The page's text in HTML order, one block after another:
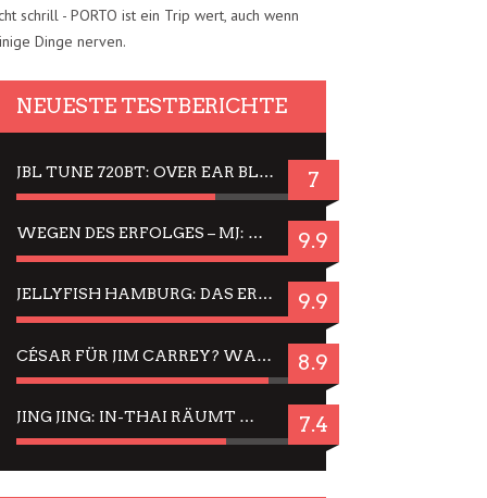
schrill - PORTO ist ein Trip wert, auch wenn
Dinge nerven.
NEUESTE TESTBERICHTE
JBL TUNE 720BT: OVER EAR BLUETOOTH KOPFHÖRER UM DIE 50,-€ IM DAUER-TEST 7
WEGEN DES ERFOLGES – MJ: MICHAEL JACKSON MUSICAL IN EINER MATINEE SEHEN 9.9
JELLYFISH HAMBURG: DAS ERFOLGREICHE SOMMER-MENÜ 2025 IN GEFÜHLEN UND BILDERN 9.9
CÉSAR FÜR JIM CARREY? WARUM DAS EINER DER NERVIGSTEN ACTORS IST UND BLEIBT 8.9
JING JING: IN-THAI RÄUMT WIEDER TITEL AB – EIN ZWEI-STUNDEN-ERLEBNISBERICHT 7.4